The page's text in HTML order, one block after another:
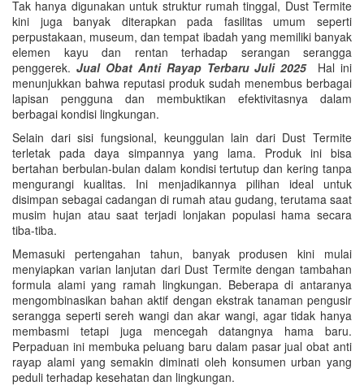
Tak hanya digunakan untuk struktur rumah tinggal, Dust Termite
kini juga banyak diterapkan pada fasilitas umum seperti
perpustakaan, museum, dan tempat ibadah yang memiliki banyak
elemen kayu dan rentan terhadap serangan serangga
penggerek. Jual Obat Anti Rayap Terbaru Juli 2025Hal ini
menunjukkan bahwa reputasi produk sudah menembus berbagai
lapisan pengguna dan membuktikan efektivitasnya dalam
berbagai kondisi lingkungan.
Selain dari sisi fungsional, keunggulan lain dari Dust Termite
terletak pada daya simpannya yang lama. Produk ini bisa
bertahan berbulan-bulan dalam kondisi tertutup dan kering tanpa
mengurangi kualitas. Ini menjadikannya pilihan ideal untuk
disimpan sebagai cadangan di rumah atau gudang, terutama saat
musim hujan atau saat terjadi lonjakan populasi hama secara
tiba-tiba.
Memasuki pertengahan tahun, banyak produsen kini mulai
menyiapkan varian lanjutan dari Dust Termite dengan tambahan
formula alami yang ramah lingkungan. Beberapa di antaranya
mengombinasikan bahan aktif dengan ekstrak tanaman pengusir
serangga seperti sereh wangi dan akar wangi, agar tidak hanya
membasmi tetapi juga mencegah datangnya hama baru.
Perpaduan ini membuka peluang baru dalam pasar jual obat anti
rayap alami yang semakin diminati oleh konsumen urban yang
peduli terhadap kesehatan dan lingkungan.